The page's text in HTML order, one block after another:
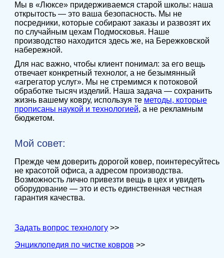
Мы в «Люксе» придерживаемся старой школы: наша
открытость — это ваша безопасность. Мы не
посредники, которые собирают заказы и развозят их
по случайным цехам Подмосковья. Наше
производство находится здесь же, на Бережковской
набережной.
Для нас важно, чтобы клиент понимал: за его вещь
отвечает конкретный технолог, а не безымянный
«агрегатор услуг». Мы не стремимся к потоковой
обработке тысяч изделий. Наша задача — сохранить
жизнь вашему ковру, используя те методы, которые
прописаны наукой и технологией, а не рекламным
бюджетом.
Мой совет:
Прежде чем доверить дорогой ковер, поинтересуйтесь
не красотой офиса, а адресом производства.
Возможность лично привезти вещь в цех и увидеть
оборудование — это и есть единственная честная
гарантия качества.
Задать вопрос технологу>>
Энциклопедия по чистке ковров >>